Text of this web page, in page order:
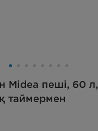
Midea пеші, 60 л,
таймермен